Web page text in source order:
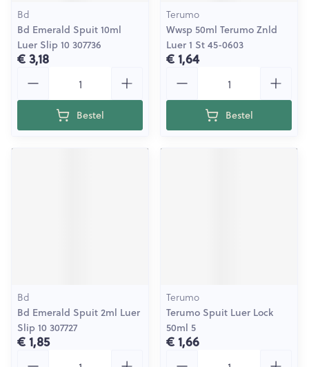
Bd
Bd Emerald Spuit 10ml
Luer Slip 10 307736
€ 3,18
Bestel
Terumo
Wwsp 50ml Terumo Znld
Luer 1 St 45-0603
€ 1,64
Bestel
Bd
Bd Emerald Spuit 2ml Luer
Slip 10 307727
€ 1,85
Terumo
Terumo Spuit Luer Lock
50ml 5
€ 1,66